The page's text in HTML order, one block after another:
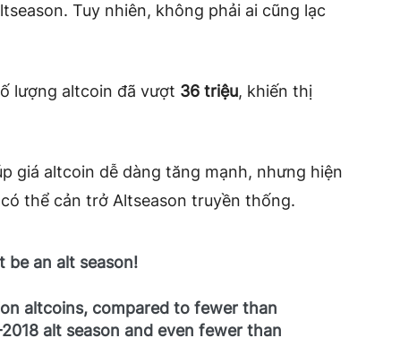
Tuy nhiên, không phải ai cũng lạc
lượng altcoin đã vượt 36 triệu, khiến thị
giá altcoin dễ dàng tăng mạnh, nhưng hiện
thể cản trở Altseason truyền thống.
be an alt season!
altcoins, compared to fewer than
alt season and even fewer than